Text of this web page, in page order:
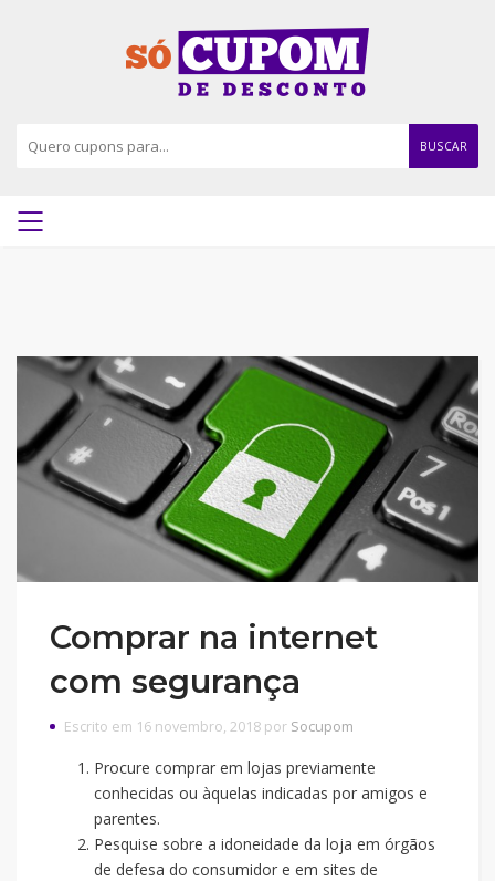
BUSCAR
Comprar na internet
com segurança
Escrito em 16 novembro, 2018 por Socupom
Procure comprar em lojas previamente
conhecidas ou àquelas indicadas por amigos e
parentes.
Pesquise sobre a idoneidade da loja em órgãos
de defesa do consumidor e em sites de